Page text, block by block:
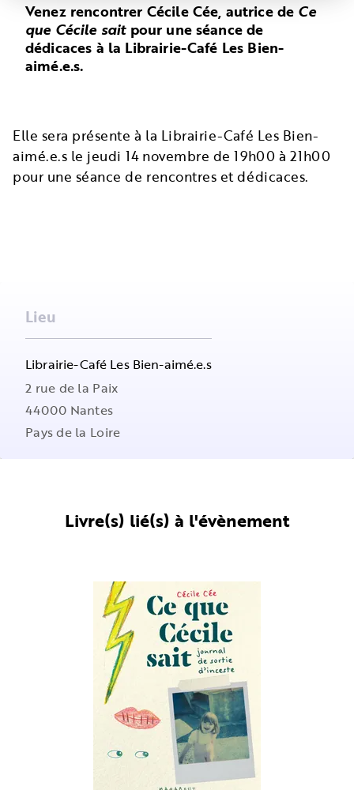
Venez rencontrer Cécile Cée, autrice de Ce
que Cécile saitpour une séance de
dédicaces à la Librairie-Café Les Bien-
aimé.e.s.
Elle sera présente à la Librairie-Café Les Bien-
aimé.e.s le jeudi 14 novembre de 19h00 à 21h00
pour une séance de rencontres et dédicaces.
Lieu
Librairie-Café Les Bien-aimé.e.s
2 rue de la Paix
44000 Nantes
Pays de la Loire
Livre(s) lié(s) à l'évènement